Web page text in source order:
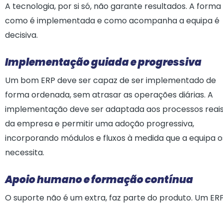
A tecnologia, por si só, não garante resultados. A forma
como é implementada e como acompanha a equipa é
decisiva.
Implementação guiada e progressiva
Um bom ERP deve ser capaz de ser implementado de
forma ordenada, sem atrasar as operações diárias. A
implementação deve ser adaptada aos processos
da empresa e permitir uma adoção progressiva,
incorporando módulos e fluxos à medida que a equipa
necessita.
Apoio humano e formação contínua
O suporte não é um extra, faz parte do produto. Um